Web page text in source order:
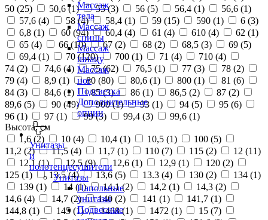
Массаж
тела
Массаж
спины
Массаж
шиацу
Массаж
ног
Подсветка
Дополнительные
опции
Унитазы
и
полотенцесушители
Унитазы
Напольные
унитазы
Подвесные
50 (25) 50,6 (1) 55 (3) 56 (5) 56,4 (1) 56,6 (1)
57,6 (4) 58 (4) 58,4 (1) 59 (15) 590 (1) 6 (3)
6,8 (1) 60 (94) 60,4 (4) 61 (4) 610 (4) 62 (1)
65 (4) 66 (10) 67 (2) 68 (2) 68,5 (3) 69 (5)
69,4 (1) 70 (120) 700 (1) 71 (4) 710 (4)
74 (2) 74,6 (4) 75 (62) 76,5 (1) 77 (3) 78 (2)
79 (4) 8,9 (1) 80 (80) 80,6 (1) 800 (1) 81 (6)
84 (3) 84,6 (1) 85 (3) 86 (1) 86,5 (2) 87 (2)
89,6 (5) 90 (49) 900 (1) 93 (1) 94 (5) 95 (6)
96 (1) 97 (1) 99 (3) 99,4 (3) 99,6 (1)
Высота, см
1,6 (2) 10 (4) 10,4 (1) 10,5 (1) 100 (5)
11,2 (2) 11,5 (4) 11,7 (1) 110 (7) 115 (2) 12 (11)
12,1 (1) 12,5 (9) 12,6 (1) 12,9 (1) 120 (2)
125 (1) 13,5 (4) 13,6 (5) 13.3 (4) 130 (2) 134 (1)
139 (1) 14 (1) 14,1 (2) 14,2 (1) 14,3 (2)
14,6 (4) 14,7 (2) 140 (2) 141 (1) 141,7 (1)
144,8 (1) 145 (1) 1468 (1) 1472 (1) 15 (7)